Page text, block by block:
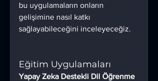
bu uygulamaların onların
gelişimine nasıl katkı
sağlayabileceğini inceleyeceğiz.
Eğitim Uygulamaları
Yapay Zeka Destekli Dil Öğrenme